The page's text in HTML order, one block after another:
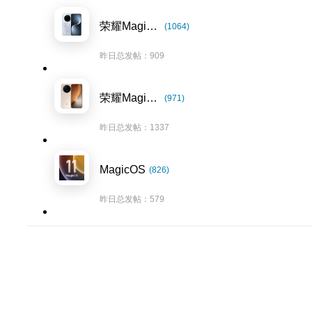
荣耀Magic7系列 (1064)
昨日总发帖：909
荣耀Magic8系列 (971)
昨日总发帖：1337
MagicOS (826)
昨日总发帖：579